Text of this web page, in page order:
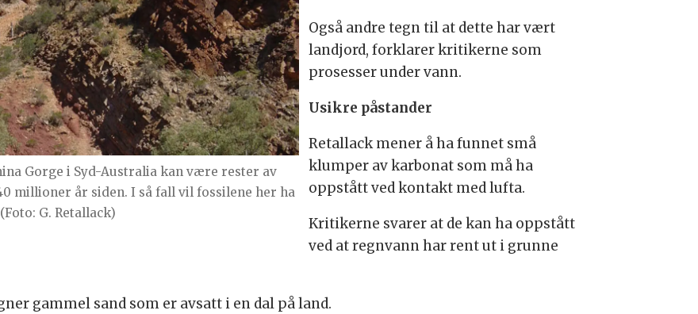
Gorge i Syd-Australia kan være rester av
millioner år siden. I så fall vil fossilene her ha
G. Retallack)
Også andre tegn til at dette har vært
landjord, forklarer kritikerne som
prosesser under vann.
Usikre påstander
Retallack mener å ha funnet små
klumper av karbonat som må ha
oppstått ved kontakt med lufta.
Kritikerne svarer at de kan ha oppstått
ved at regnvann har rent ut i grunne
gammel sand som er avsatt i en dal på land.